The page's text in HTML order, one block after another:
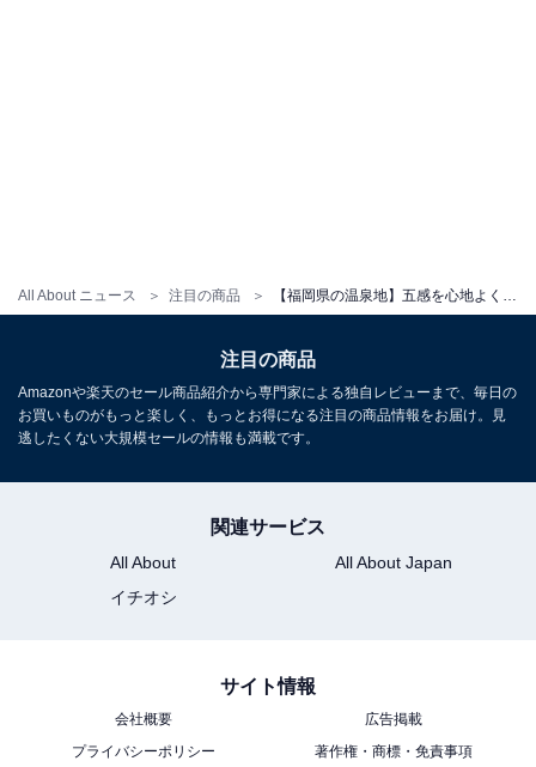
All About ニュース 注目の商品
アクセス
交通手段：車：大分自動車道「杷木IC」より国道386号
線経由で約5分／列車：JR久大本線「筑後吉井駅」より
車・送迎で約10分／バス：高速バス「杷木バス停」より
大人1名（参考価格）：1万5950円
※プラン・部屋により価格は変動します
注目の商品
Amazonや楽天のセール商品紹介から専門家による独自レビューまで、毎日の
お買いものがもっと楽しく、もっとお得になる注目の商品情報をお届け。見
逃したくない大規模セールの情報も満載です。
関連サービス
All About
All About Japan
イチオシ
サイト情報
会社概要
広告掲載
プライバシーポリシー
著作権・商標・免責事項